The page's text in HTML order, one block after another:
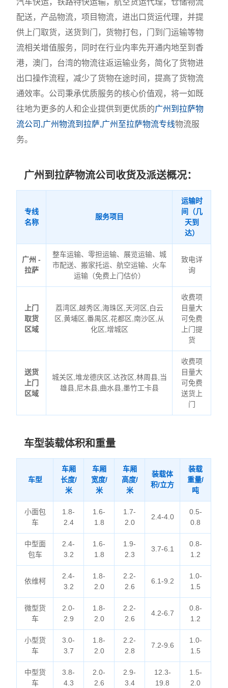
汽车快运，铁路特快运输，航空货运代理，仓储物流
配送，产品物流，项目物流，进出口货运代理，并提
供上门取货，送货到门，货物打包，门到门运输等物
流相关增值服务，同时在行业内率先开通内地至到香
港，澳门，台湾的物流往返运输业务，简化了货物进
出口操作流程，减少了货物在途时间，提高了货物流
通效率。公司秉承优质服务的核心价值观，将一如既
往地为更多的人和企业提供到更优质的广州到拉萨物
流公司,广州物流到拉萨,广州至拉萨物流专线物流服
务。
广州到拉萨物流公司收货及派送概况：
专线
名称
服务项目
运输时
间（几
天到
达）
广州 -
拉萨
整车运输、零担运输、展览运输、城
市配送、搬家托运、航空运输、火车
运输（免费上门估价）
致电详
询
上门
取货
区域
荔湾区,越秀区,海珠区,天河区,白云
区,黄埔区,番禺区,花都区,南沙区,从
化区,增城区
收费项
目量大
可免费
上门提
货
送货
上门
区域
城关区,堆龙德庆区,达孜区,林周县,当
雄县,尼木县,曲水县,墨竹工卡县
收费项
目量大
可免费
送货上
门
车型装载体积和重量
车型
车厢
长度/
米
车厢
宽度/
米
车厢
高度/
米
装载体
积/立方
装载
重量/
吨
小面包
车
1.8-
2.4
1.6-
1.8
1.7-
2.0
2.4-4.0
0.5-
0.8
中型面
包车
2.4-
3.2
1.6-
1.8
1.9-
2.3
3.7-6.1
0.8-
1.2
依维柯
2.4-
3.2
1.8-
2.0
2.2-
2.6
6.1-9.2
1.0-
1.5
微型货
车
2.0-
2.9
1.8-
2.0
2.2-
2.6
4.2-6.7
0.8-
1.2
小型货
车
3.0-
3.7
1.8-
2.0
2.2-
2.8
7.2-9.6
1.0-
1.5
中型货
车
3.8-
4.3
2.0-
2.6
2.9-
3.4
12.3-
19.8
1.5-
2.0